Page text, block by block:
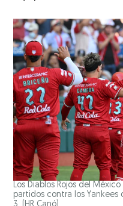
Los Diablos Rojos del
partidos contra los Yankees
3.
(HR Canó)